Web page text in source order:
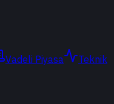
Vadeli Piyasa
Teknik